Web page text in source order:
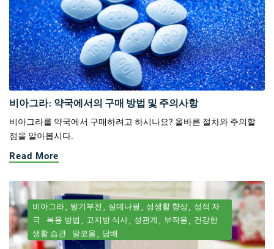
비아그라: 약국에서의 구매 방법 및 주의사항
비아그라를 약국에서 구매하려고 하시나요? 올바른 절차와 주의할
점을 알아봅시다.
Read More
비아그라 발기부전 실데나필 성생활 향상
성적 자
극
복용 방법 고지방 식사 성관계 부작용
건강한
생활 습관
알코올 담배